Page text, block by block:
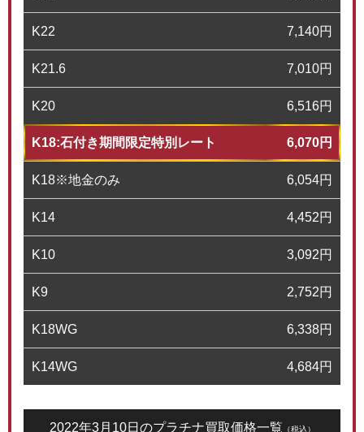
K22 7,140円
K21.6 7,010円
K20 6,516円
K18:石付き期間限定特別レート 6,070円
K18※地金のみ 6,054円
K14 4,452円
K10 3,092円
K9 2,752円
K18WG 6,338円
K14WG 4,684円
2022年3月10日のプラチナ買取価格一覧 （税込）